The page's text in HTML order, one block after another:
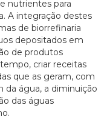
nutrientes para
A integração destes
de biorrefinaria
depositados em
de produtos
criar receitas
que as geram, com
da água, a diminuição
das águas